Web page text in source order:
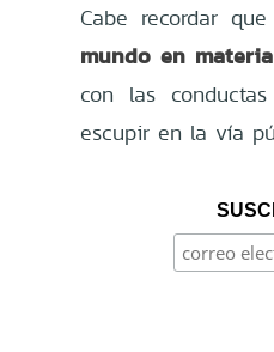
Cabe recordar
mundo en
con las
escupir en la vía